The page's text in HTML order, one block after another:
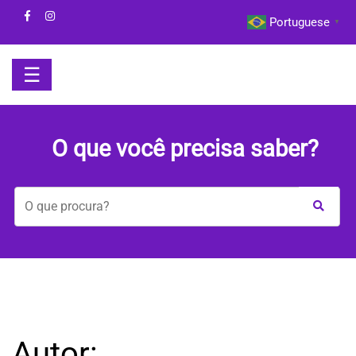
content
HOME
COM
☰
O que você precisa saber?
Portuguese ▼